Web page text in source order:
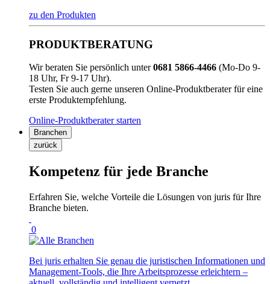
zu den Produkten
PRODUKTBERATUNG
Wir beraten Sie persönlich unter0681 5866-4466 (Mo-Do 9-
18 Uhr, Fr 9-17 Uhr).
Testen Sie auch gerne unseren Online-Produktberater für eine
erste Produktempfehlung.
Online-Produktberater starten
Branchen
zurück
Kompetenz für jede Branche
Erfahren Sie, welche Vorteile die Lösungen von juris für Ihre
Branche bieten.
0
Bei juris erhalten Sie genau die juristischen Informationen und
Management-Tools, die Ihre Arbeitsprozesse erleichtern –